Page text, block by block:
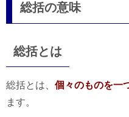
総括の意味
総括とは
総括とは、 個々のものを一
ます。